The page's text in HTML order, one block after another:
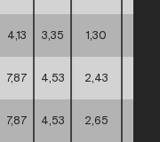
4,13 3,35 1,30
7,87 4,53 2,43
7,87 4,53 2,65